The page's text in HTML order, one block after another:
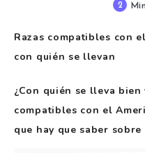
2
Razas compatibles con
con quién se llevan
¿Con quién se lleva bien
compatibles con el
que hay que saber